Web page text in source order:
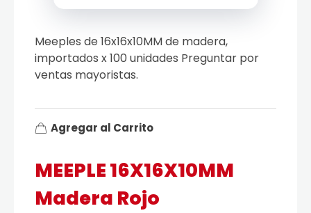
MEEPLE 16X16X10MM
Madera Rojo
Meeples de 16x16x10MM de madera,
importados x 100 unidades Preguntar por
ventas mayoristas.
Agregar al Carrito